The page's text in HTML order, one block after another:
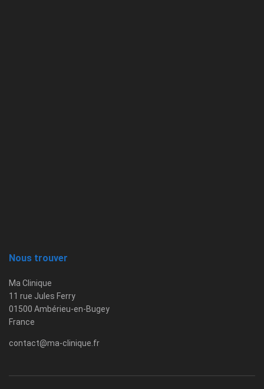
Nous trouver
Ma Clinique
11 rue Jules Ferry
01500 Ambérieu-en-Bugey
France
contact@ma-clinique.fr